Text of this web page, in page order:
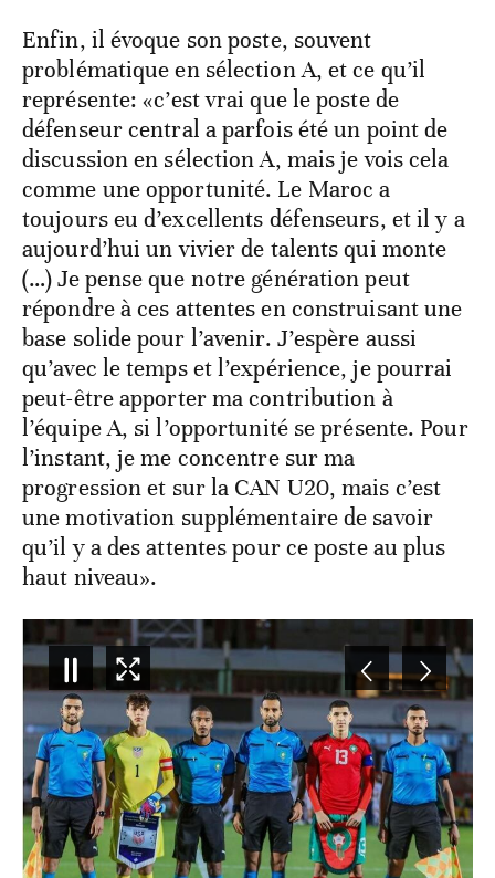
Enfin, il évoque son poste, souvent
problématique en sélection A, et ce qu’il
représente: «c’est vrai que le poste de
défenseur central a parfois été un point de
discussion en sélection A, mais je vois cela
comme une opportunité. Le Maroc a
toujours eu d’excellents défenseurs, et il y a
aujourd’hui un vivier de talents qui monte
(…) Je pense que notre génération peut
répondre à ces attentes en construisant une
base solide pour l’avenir. J’espère aussi
qu’avec le temps et l’expérience, je pourrai
peut-être apporter ma contribution à
l’équipe A, si l’opportunité se présente. Pour
l’instant, je me concentre sur ma
progression et sur la CAN U20, mais c’est
une motivation supplémentaire de savoir
qu’il y a des attentes pour ce poste au plus
haut niveau».